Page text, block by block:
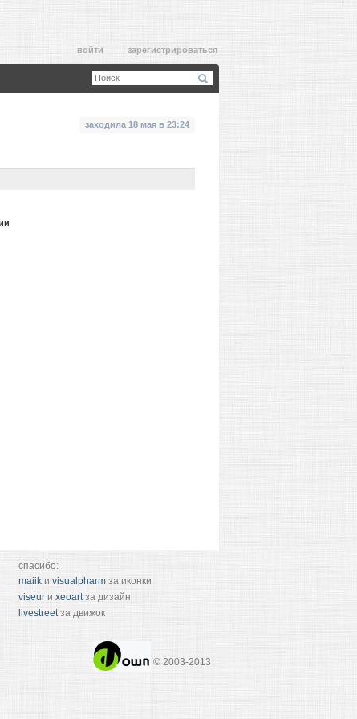
войти зарегистрироваться
заходила 18 мая в 23:24
спасибо:
maiik и visualpharm за иконки
viseur и xeoartза дизайн
livestreetза движок
© 2003-2013